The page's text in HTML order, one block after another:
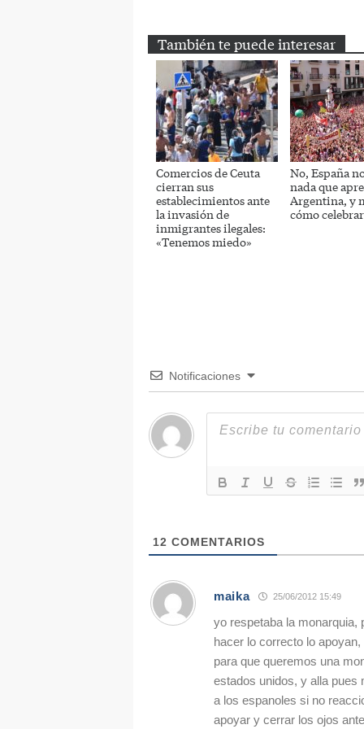
También te puede interesar
Comercios de Ceuta
cierran sus
establecimientos ante
la invasión de
inmigrantes ilegales:
«Tenemos miedo»
No, España
nada que
Argentina, y
cómo celebrar
Notificaciones
12 COMENTARIOS
maika 25/06/2012 15:49
yo respetaba la monarquia,
hacer lo correcto lo
para que queremos una
estados unidos, y alla
a los espanoles si no
apoyar y cerrar los ojos